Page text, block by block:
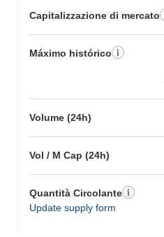
Capitalizzazione di mercato
Máximo histórico
Volume (24h)
Vol / M Cap (24h)
Quantità Circolante
Update supply form